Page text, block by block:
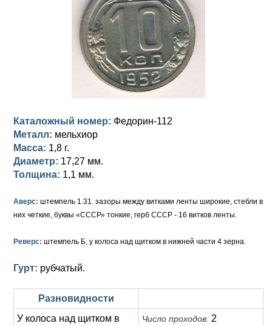
Памятные и донативные
Сибирские монеты
Для Молдавии и Валахии
Таврические монеты
Анна Иоанновна (1730-1740)
Петр II (1727-1730)
Екатерина I (1725-1727)
Петр I (1682-1725)
Серебро
Для Речи Посполитой
Каталожный номер: Федорин-112
Металл: мельхиор
Масса: 1,8 г.
Диаметр: 17,27 мм.
Толщина: 1,1 мм.
Аверс: штемпель 1.31. зазоры между витками ленты широкие, стебли в
них четкие, буквы «СССР» тонкие, герб СССР - 16 витков ленты.
Реверс: штемпель Б, у колоса над щитком в нижней части 4 зерна.
Гурт: рубчатый.
Разновидности
У колоса над щитком в
Число проходов: 2